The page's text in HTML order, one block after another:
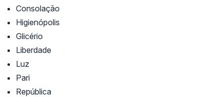
Consolação
Higienópolis
Glicério
Liberdade
Luz
Pari
República